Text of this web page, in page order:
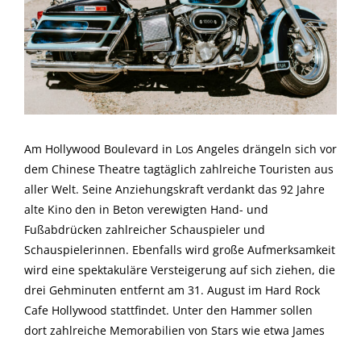
Am Hollywood Boulevard in Los Angeles drängeln sich vor
dem Chinese Theatre tagtäglich zahlreiche Touristen aus
aller Welt. Seine Anziehungskraft verdankt das 92 Jahre
alte Kino den in Beton verewigten Hand- und
Fußabdrücken zahlreicher Schauspieler und
Schauspielerinnen. Ebenfalls wird große Aufmerksamkeit
wird eine spektakuläre Versteigerung auf sich ziehen, die
drei Gehminuten entfernt am 31. August im Hard Rock
Cafe Hollywood stattfindet. Unter den Hammer sollen
dort zahlreiche Memorabilien von Stars wie etwa James